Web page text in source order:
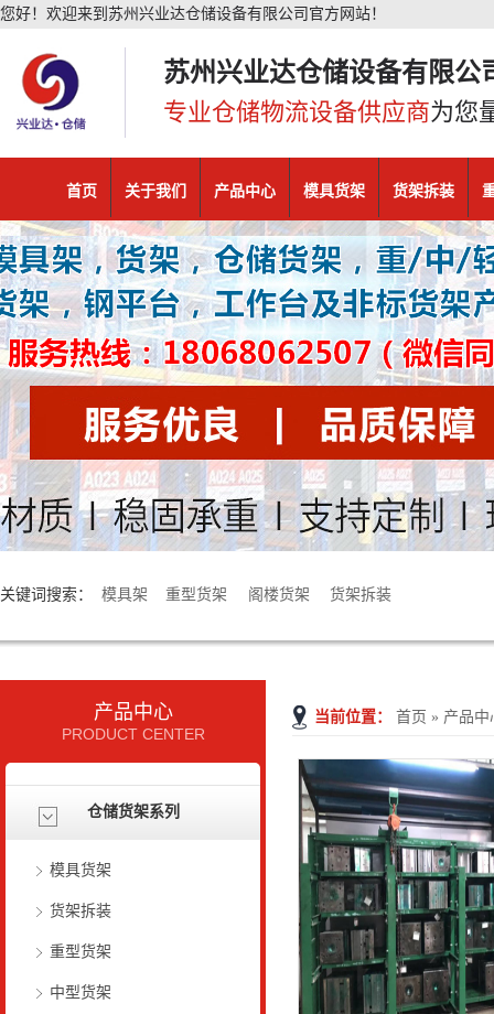
您好！欢迎来到苏州兴业达仓储设备有限公司官方网站！
苏州兴业达仓储设备有限公
专业仓储物流设备供应商为您
首页 关于我们 产品中心 模具货架 货架拆装
关键词搜索： 模具架 重型货架 阁楼货架 货架拆装
当前位置： 首页 » 产品中
产品中心
PRODUCT CENTER
仓储货架系列
模具货架
货架拆装
重型货架
中型货架